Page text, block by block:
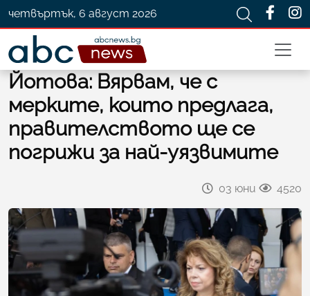
четвъртък, 6 август 2026
Йотова: Вярвам, че с
мерките, които предлага,
правителството ще се
погрижи за най-уязвимите
03 юни 4520